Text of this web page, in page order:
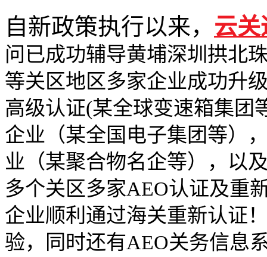
自新政策执行以来， 云关
问已成功辅导黄埔深圳拱北
等关区地区多家企业成功升
高级认证(某全球变速箱集团
企业（某全国电子集团等）
业（某聚合物名企等），以
多个关区多家AEO认证及重
企业顺利通过海关重新认证
验，同时还有AEO关务信息